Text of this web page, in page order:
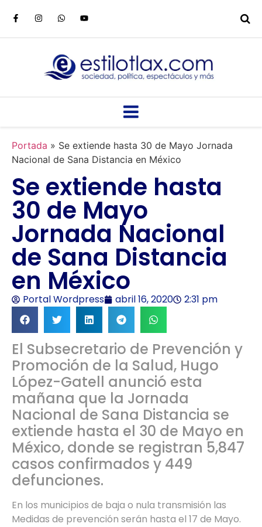
Portada » Se extiende hasta 30 de Mayo Jornada
Nacional de Sana Distancia en México
Se extiende hasta
30 de Mayo
Jornada Nacional
de Sana Distancia
en México
Portal Wordpress abril 16, 2020 2:31 pm
El Subsecretario de Prevención y
Promoción de la Salud, Hugo
López-Gatell anunció esta
mañana que la Jornada
Nacional de Sana Distancia se
extiende hasta el 30 de Mayo en
México, donde se registran 5,847
casos confirmados y 449
defunciones.
En los municipios de baja o nula transmisión las
Medidas de prevención serán hasta el 17 de Mayo.